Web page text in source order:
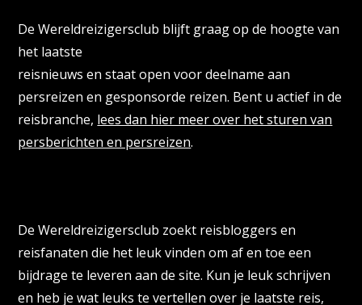
De Wereldreizigersclub blijft graag op de hoogte van
het laatste
reisnieuws en staat open voor deelname aan
persreizen en gesponsorde reizen. Bent u actief in de
reisbranche, lees dan hier meer over het sturen van
persberichten en persreizen.
De Wereldreizigersclub zoekt reisbloggers en
reisfanaten die het leuk vinden om af en toe een
bijdrage te leveren aan de site. Kun je leuk schrijven
en heb je wat leuks te vertellen over je laatste reis,